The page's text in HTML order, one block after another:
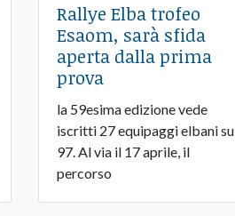
Rallye Elba trofeo
Esaom, sarà sfida
aperta dalla prima
prova
la 59esima edizione vede
iscritti 27 equipaggi elbani su
97. Al via il 17 aprile, il
percorso